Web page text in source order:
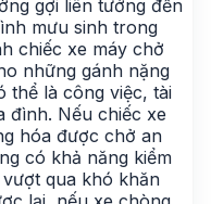
gợi liên tưởng đến
mưu sinh trong
chiếc xe máy chở
những gánh nặng
thể là công việc, tài
đình. Nếu chiếc xe
hóa được chở an
có khả năng kiểm
qua khó khăn